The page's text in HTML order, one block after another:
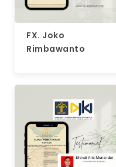
FX. Joko
Rimbawanto